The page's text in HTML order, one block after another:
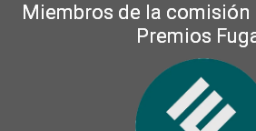
Miembros de la
Premios